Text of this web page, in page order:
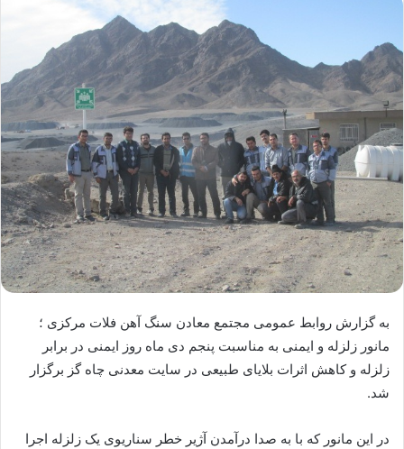
به گزارش روابط عمومی مجتمع معادن سنگ آهن فلات مرکزی ؛
مانور زلزله و ایمنی به مناسبت پنجم دی ماه روز ایمنی در برابر
زلزله و کاهش اثرات بلایای طبیعی در سایت معدنی چاه گز برگزار
شد.
در این مانور که با به صدا درآمدن آژیر خطر سناریوی یک زلزله اجرا